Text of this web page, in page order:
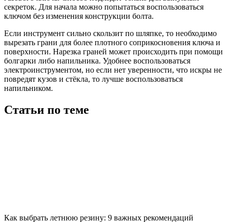
секреток. Для начала можно попытаться воспользоваться
ключом без изменения конструкции болта.
Если инструмент сильно скользит по шляпке, то необходимо
вырезать грани для более плотного соприкосновения ключа и
поверхности. Нарезка граней может происходить при помощи
болгарки либо напильника. Удобнее воспользоваться
электроинструментом, но если нет уверенности, что искры не
повредят кузов и стёкла, то лучше воспользоваться
напильником.
Статьи по теме
Как выбрать летнюю резину: 9 важных рекомендаций